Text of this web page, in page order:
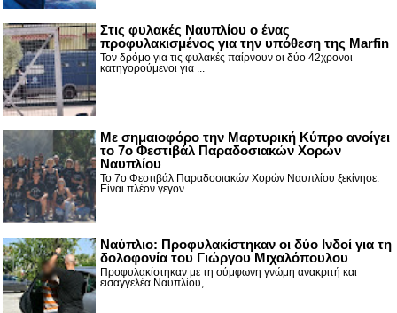
Στις φυλακές Ναυπλίου ο ένας
προφυλακισμένος για την υπόθεση της Marfin
Τον δρόμο για τις φυλακές παίρνουν οι δύο 42χρονοι
κατηγορούμενοι για ...
Με σημαιοφόρο την Μαρτυρική Κύπρο ανοίγει
το 7ο Φεστιβάλ Παραδοσιακών Χορών
Ναυπλίου
Το 7ο Φεστιβάλ Παραδοσιακών Χορών Ναυπλίου ξεκίνησε.
Είναι πλέον γεγον...
Ναύπλιο: Προφυλακίστηκαν οι δύο Ινδοί για τη
δολοφονία του Γιώργου Μιχαλόπουλου
Προφυλακίστηκαν με τη σύμφωνη γνώμη ανακριτή και
εισαγγελέα Ναυπλίου,...